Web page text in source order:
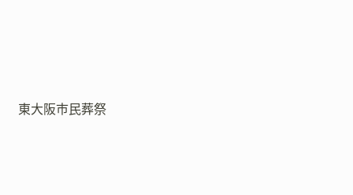
東大阪市民葬祭